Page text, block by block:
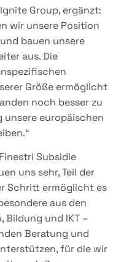
Group, ergänzt:
wir unsere Position
bauen unsere
aus. Die
Größe ermöglicht
noch besser zu
europäischen
Subsidie
uns sehr, Teil der
Schritt ermöglicht es
aus den
Bildung und IKT –
Beratung und
für die wir